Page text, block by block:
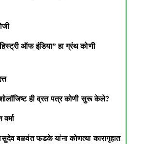
ऑफ इंडिया” हा ग्रंथ कोणी
ही व्रत पत्र कोणी सुरू केले?
बळवंत फडके यांना कोणत्या कारागृहात